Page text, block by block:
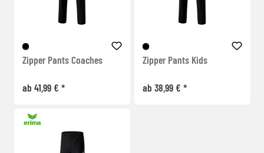
Zipper Pants Coaches
ab 41,99 € *
Zipper Pants Kids
ab 38,99 € *